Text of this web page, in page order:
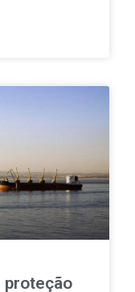
localmente.
proteção